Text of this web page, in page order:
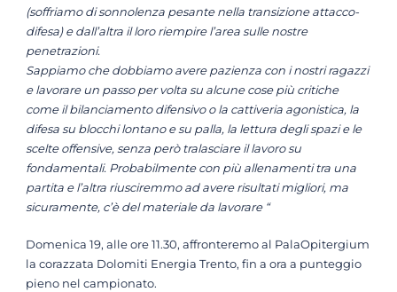
(soffriamo di sonnolenza pesante nella transizione attacco-
difesa) e dall’altra il loro riempire l’area sulle nostre
penetrazioni.
Sappiamo che dobbiamo avere pazienza con i nostri ragazzi
e lavorare un passo per volta su alcune cose più critiche
come il bilanciamento difensivo o la cattiveria agonistica, la
difesa su blocchi lontano e su palla, la lettura degli spazi e le
scelte offensive, senza però tralasciare il lavoro su
fondamentali. Probabilmente con più allenamenti tra una
partita e l’altra riusciremmo ad avere risultati migliori, ma
sicuramente, c’è del materiale da lavorare “
Domenica 19, alle ore 11.30, affronteremo al PalaOpitergium
la corazzata Dolomiti Energia Trento, fin a ora a punteggio
pieno nel campionato.